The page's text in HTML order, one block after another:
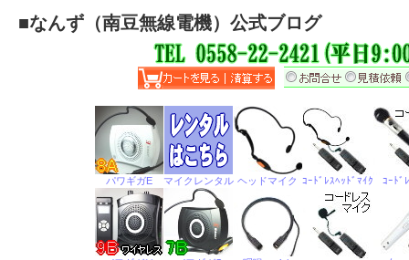
■なんず（南豆無線電機）公式ブログ